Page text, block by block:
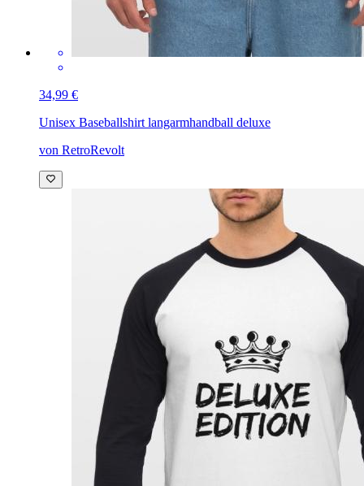
34,99 €
Unisex Baseballshirt langarmhandball deluxe
von RetroRevolt